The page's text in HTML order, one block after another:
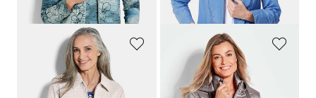
(-28%)
GOLDNER
Jacke mit Waffelstepp
89,95 €149,95 €
GOLDNER
Jacke mit Stehkragen
99,95 €169,95 €